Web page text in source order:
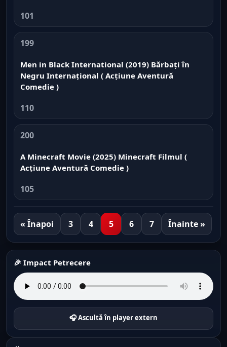
101
199
Men in Black International (2019) Bărbați în
Negru Internațional ( Acțiune Aventură
Comedie )
110
200
A Minecraft Movie (2025) Minecraft Filmul (
Acțiune Aventură Comedie )
105
« Înapoi 3 4 5 6 7 Înainte »
🎉 Impact Petrecere
🎧 Ascultă în player extern